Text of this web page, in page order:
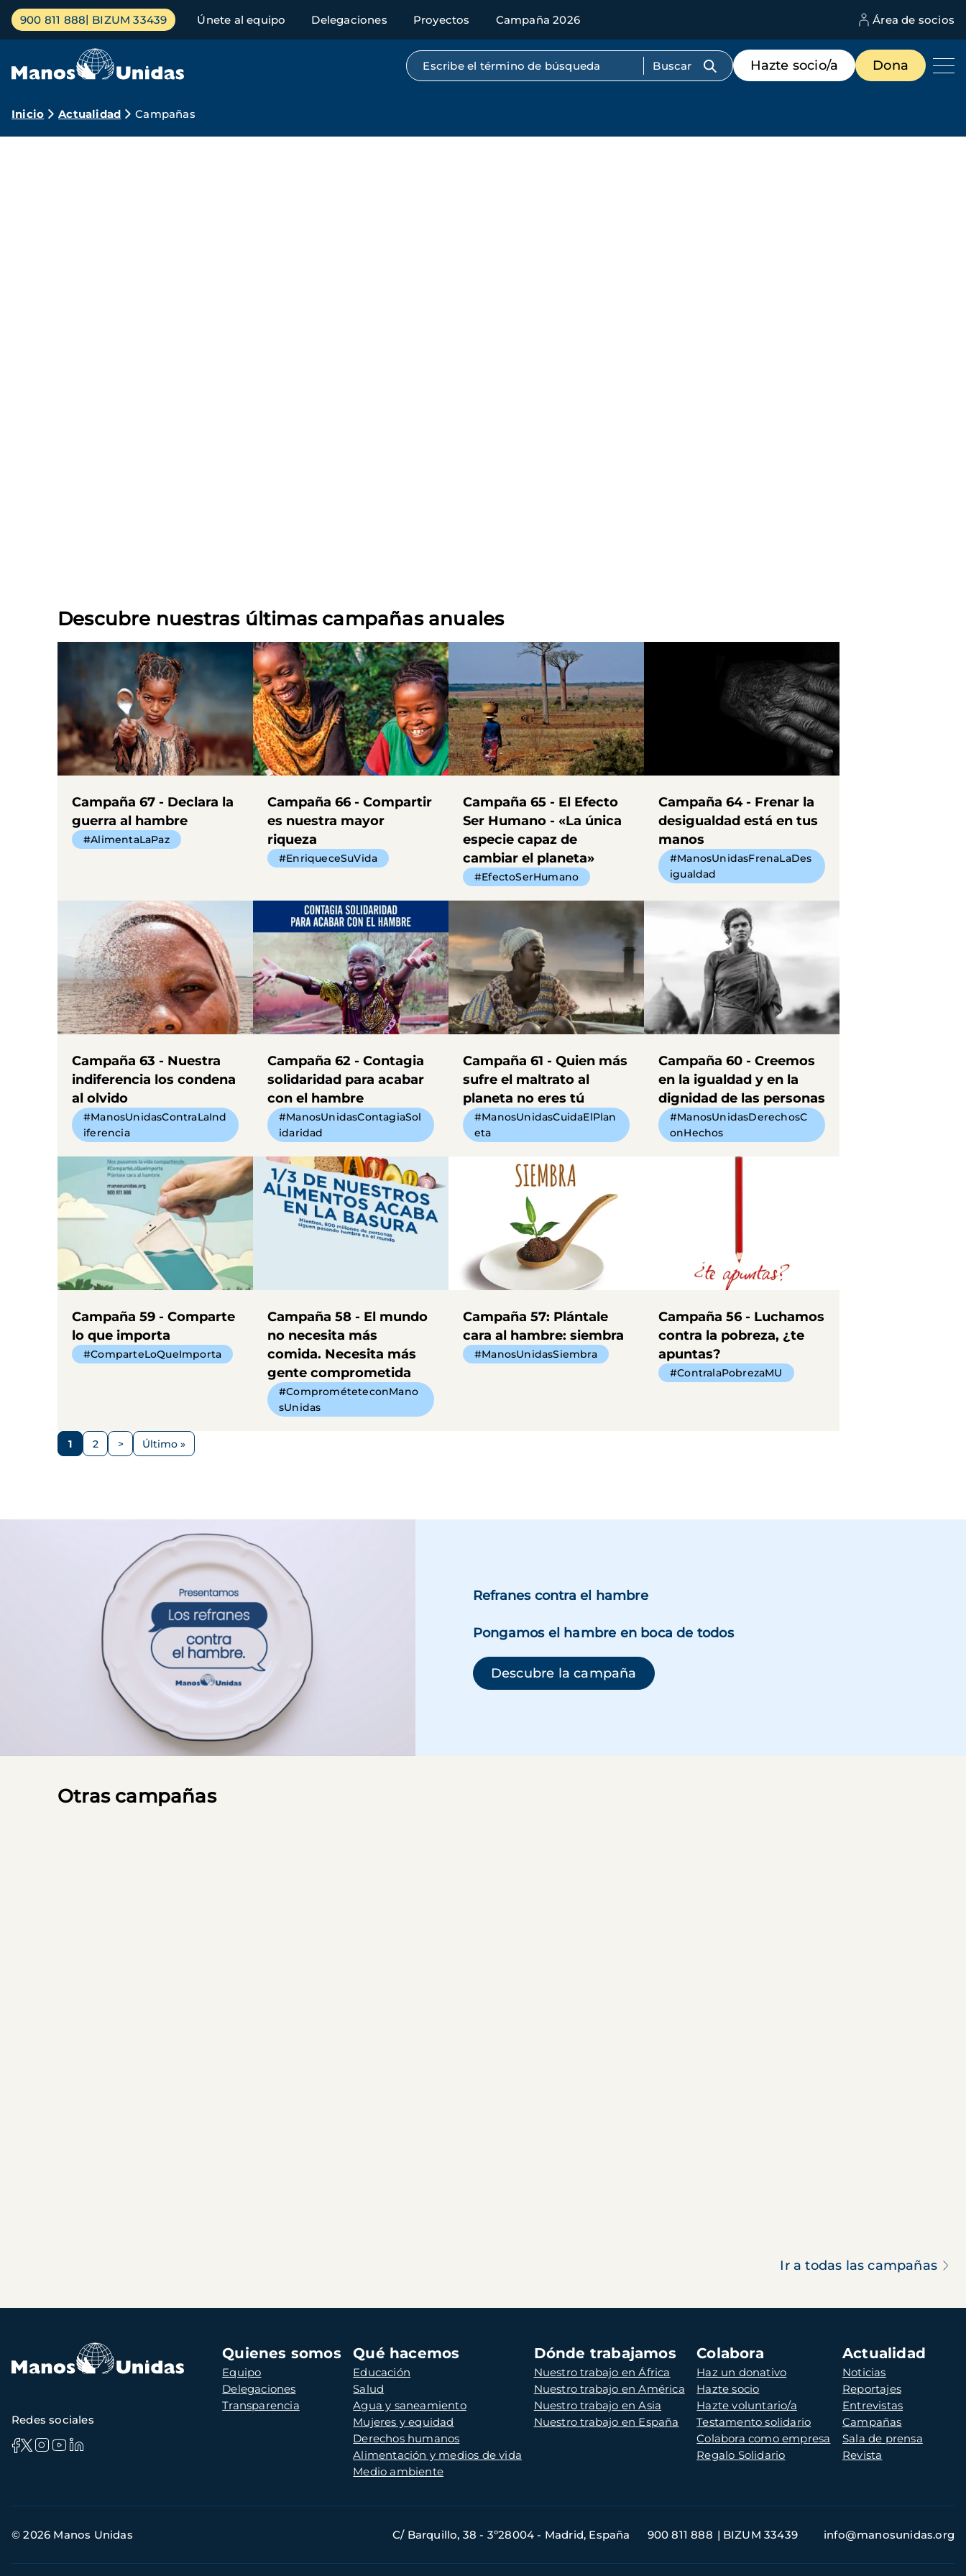
Pasar
contenido
Menú
principal
900 811 888 BIZUM 33439 Únete al equipo Delegaciones Proyectos Campaña 2026 Área de socios
Búsqueda por texto completo
Menú
de
destacados
Hazte socio/a Dona
Ruta
Inicio Actualidad Campañas
Descubre nuestras últimas campañas anuales
Campaña 67 - Declara la
guerra al hambre
#AlimentaLaPaz
Campaña 66 - Compartir
es nuestra mayor
riqueza
#EnriqueceSuVida
Campaña 65 - El Efecto
Ser Humano - «La única
especie capaz de
cambiar el planeta»
#EfectoSerHumano
Campaña 64 - Frenar la
desigualdad está en tus
manos
#ManosUnidasFrenaLaDes
igualdad
Campaña 63 - Nuestra
indiferencia los condena
al olvido
#ManosUnidasContraLaInd
iferencia
Campaña 62 - Contagia
solidaridad para acabar
con el hambre
#ManosUnidasContagiaSol
idaridad
Campaña 61 - Quien más
sufre el maltrato al
planeta no eres tú
#ManosUnidasCuidaElPlan
eta
Campaña 60 - Creemos
en la igualdad y en la
dignidad de las personas
#ManosUnidasDerechosC
onHechos
Campaña 59 - Comparte
lo que importa
#ComparteLoQueImporta
Campaña 58 - El mundo
no necesita más
comida. Necesita más
gente comprometida
#ComprométeteconMano
sUnidas
Campaña 57: Plántale
cara al hambre: siembra
#ManosUnidasSiembra
Campaña 56 - Luchamos
contra la pobreza, ¿te
apuntas?
#ContralaPobrezaMU
Paginación
Página
1 Página
2
Siguiente
>
Última
Último »
Refranes contra el hambre
Pongamos el hambre en boca de todos
Descubre la campaña (se abre en una ventana nueva)
Otras campañas
Ir a todas las campañas
Navegación
principal
Quienes somos
Equipo
Delegaciones
Transparencia
Qué hacemos
Educación
Salud
Agua y saneamiento
Mujeres y equidad
Derechos humanos
Alimentación y medios de vida
Medio ambiente
Dónde trabajamos
Nuestro trabajo en África
Nuestro trabajo en América
Nuestro trabajo en Asia
Nuestro trabajo en España
Colabora
Haz un donativo
Hazte socio
Hazte voluntario/a
Testamento solidario
Colabora como empresa
Regalo Solidario
Actualidad
Noticias
Reportajes
Entrevistas
Campañas
Sala de prensa
Revista
Redes sociales
de
© 2026 Manos Unidas C/ Barquillo, 38 - 3º28004 - Madrid, España 900 811 888 BIZUM 33439 info@manosunidas.org